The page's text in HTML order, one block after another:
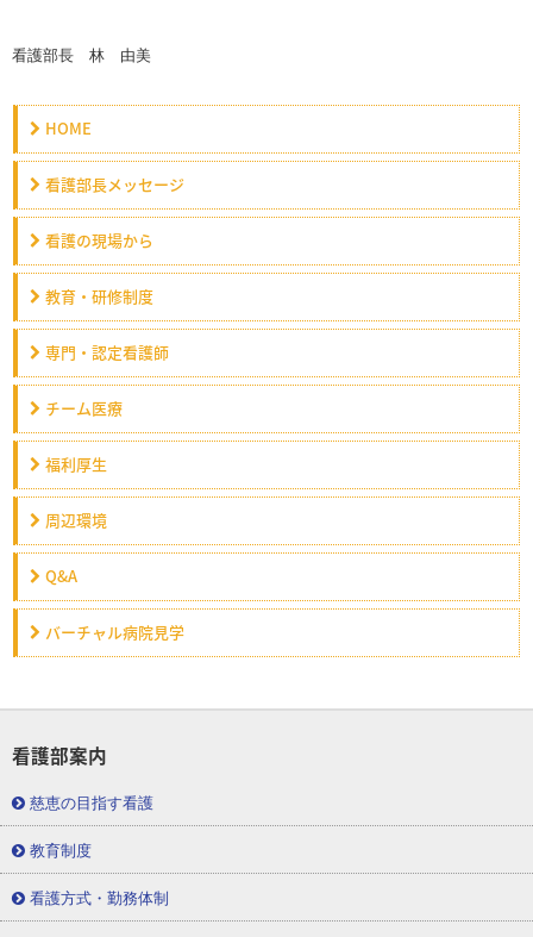
看護部長 林 由美
HOME
看護部長メッセージ
看護の現場から
教育・研修制度
専門・認定看護師
チーム医療
福利厚生
周辺環境
Q&A
バーチャル病院見学
看護部案内
慈恵の目指す看護
教育制度
看護方式・勤務体制